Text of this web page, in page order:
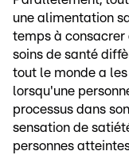
une alimentation
temps à
soins de santé
tout le monde a
lorsqu'une
processus dans
sensation de
personnes